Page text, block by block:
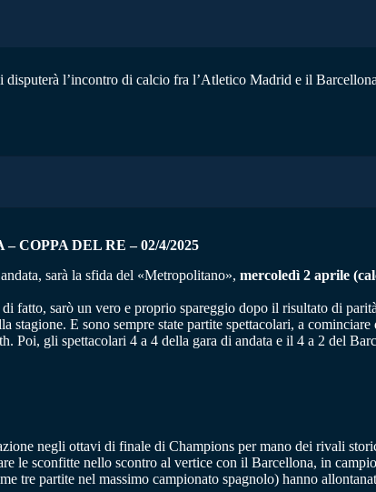
l’incontro di calcio fra l’Atletico Madrid e il
–COPPA DEL RE – 02/4/2025
sarà la sfida del «Metropolitano», mercoledì 2 aprile
fatto, sarò un vero e proprio spareggio dopo il risultato di
E sono sempre state partite spettacolari, a
Poi, gli spettacolari 4 a 4 della gara di andata e il 4 a 2 del
negli ottavi di finale di Champions per mano dei rivali
le sconfitte nello scontro al vertice con il Barcellona, in
tre partite nel massimo campionato spagnolo) hanno